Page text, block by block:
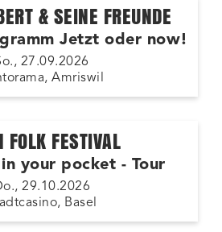
& SEINE FREUNDE
Jetzt oder now!
27.09.2026
Amriswil
FOLK FESTIVAL
your pocket - Tour
29.10.2026
Basel